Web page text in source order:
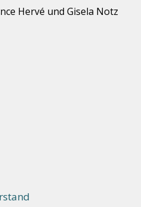
Hervé und Gisela Notz